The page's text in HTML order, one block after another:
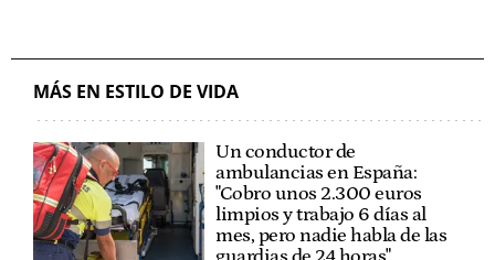
MÁS EN ESTILO DE VIDA
Un conductor de
ambulancias en España:
"Cobro unos 2.300 euros
limpios y trabajo 6 días al
mes, pero nadie habla de las